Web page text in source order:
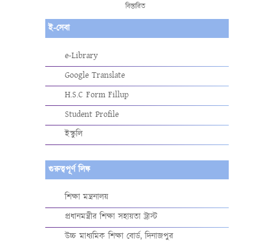
বিস্তারিত
ই-সেবা
e-Library
Google Translate
H.S.C Form Fillup
Student Profile
ইস্কুলি
গুরুত্বপূর্ণ লিঙ্ক
শিক্ষা মন্ত্রনালয়
প্রধানমন্ত্রীর শিক্ষা সহায়তা ট্রাস্ট
উচ্চ মাধ্যমিক শিক্ষা বোর্ড, দিনাজপুর